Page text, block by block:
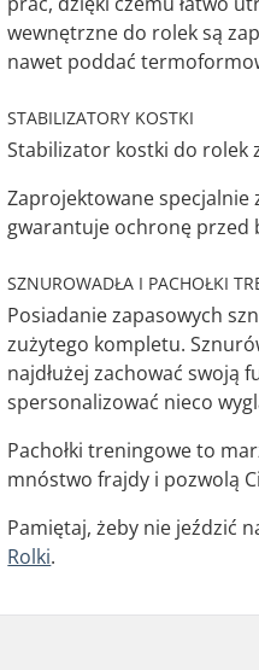
wewnętrzne do rolek są
nawet poddać
STABILIZATORY KOSTKI
Stabilizator kostki do rolek
Zaprojektowane specjalnie
gwarantuje ochronę przed
SZNUROWADŁA I PACHOŁKI
Posiadanie zapasowych
zużytego kompletu.
najdłużej zachować swoją
spersonalizować nieco
Pachołki treningowe to
mnóstwo frajdy i pozwolą
Pamiętaj, żeby nie jeździć
Rolki.